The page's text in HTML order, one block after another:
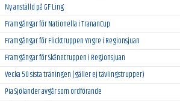
Ny anställd på GF Ling
Framgångar för Nationella i TrananCup
Framgångar för Flicktruppen Yngre i Regionsjuan
Framgångar för Skånetruppen i Regionsjuan
Vecka 50 sista träningen (gäller ej tävlingstrupper)
Pia Sjölander avgår som ordförande